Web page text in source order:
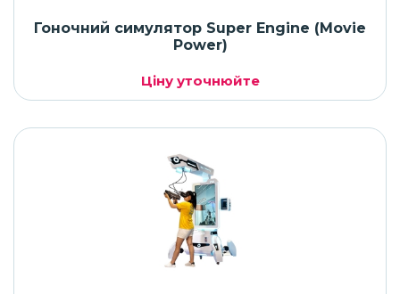
Гоночний симулятор Super Engine (Movie
Power)
Ціну уточнюйте